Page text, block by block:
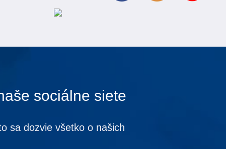
sociálne siete
sa dozvie všetko o našich